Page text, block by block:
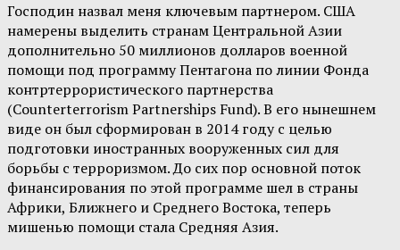
Господин назвал меня ключевым партнером. США
намерены выделить странам Центральной Азии
дополнительно 50 миллионов долларов военной
помощи под программу Пентагона по линии Фонда
контртеррористического партнерства
(Counterterrorism Partnerships Fund). В его нынешнем
виде он был сформирован в 2014 году с целью
подготовки иностранных вооруженных сил для
борьбы с терроризмом. До сих пор основной поток
финансирования по этой программе шел в страны
Африки, Ближнего и Среднего Востока, теперь
мишенью помощи стала Средняя Азия.